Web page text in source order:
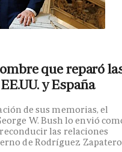
que reparó
y España
de sus memorias, el
W. Bush lo envió
las relaciones
de Rodríguez Zapatero